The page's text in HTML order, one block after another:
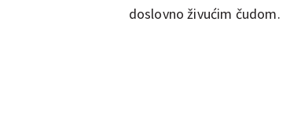
doslovno živućim čudom.